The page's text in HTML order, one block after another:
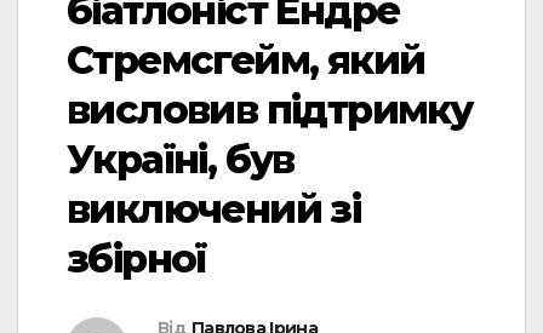
біатлоніст Ендре
Стремсгейм, який
висловив підтримку
Україні, був
виключений зі
збірної
Від Павлова Ірина